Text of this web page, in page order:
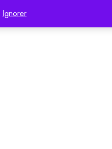
Ignorer